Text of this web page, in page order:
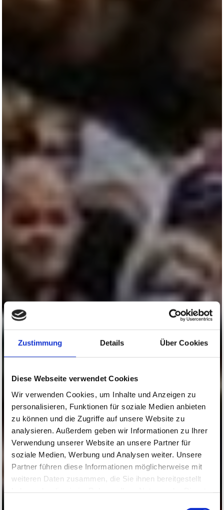
Zustimmung Details Über Cookies
Diese Webseite verwendet Cookies
Wir verwenden Cookies, um Inhalte und Anzeigen zu
personalisieren, Funktionen für soziale Medien anbieten
zu können und die Zugriffe auf unsere Website zu
analysieren. Außerdem geben wir Informationen zu Ihrer
Verwendung unserer Website an unsere Partner für
soziale Medien, Werbung und Analysen weiter. Unsere
Partner führen diese Informationen möglicherweise mit
weiteren Daten zusammen, die Sie ihnen bereitgestellt